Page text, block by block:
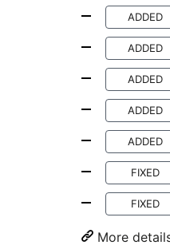
ADDED
ADDED
ADDED
ADDED
ADDED
FIXED
FIXED
More